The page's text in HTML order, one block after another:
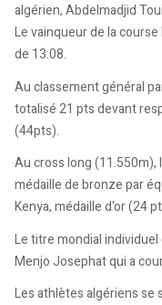
algérien, Abdelmadjid
Le vainqueur de la
de 13:08.
Au classement général
totalisé 21 pts devant
(44pts).
Au cross long
médaille de bronze par
Kenya, médaille d'or (24
Le titre mondial
Menjo Josephat qui a
Les athlètes algériens se